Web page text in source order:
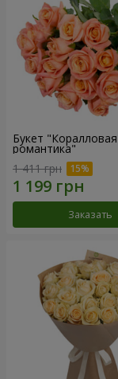
Букет "Коралловая
романтика"
1 411 грн
Заказать